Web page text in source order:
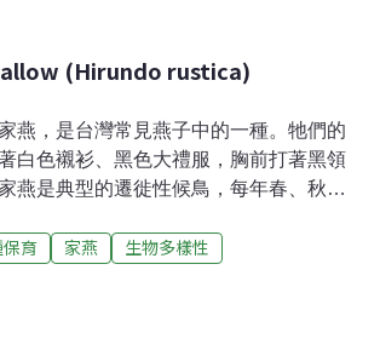
(Hirundo rustica)
燕，是台灣常見燕子中的一種。牠們的
白色襯衫、黑色大禮服，胸前打著黑領
燕是典型的遷徙性候鳥，每年春、秋季
年輕時候都讀過：「樑上有雙燕，翩翩
育 家燕 生物多樣性